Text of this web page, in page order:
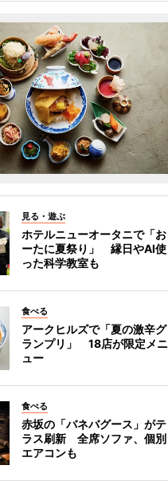
見る・遊ぶ
ホテルニューオータニで「お
ーたに夏祭り」 縁日やAI使
った科学教室も
食べる
アークヒルズで「夏の激辛グ
ランプリ」 18店が限定メニ
ュー
食べる
赤坂の「バネバグース」がテ
ラス刷新 全席ソファ、個別
エアコンも